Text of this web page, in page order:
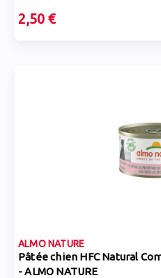
2,50 €
ALMO NATURE
Pâtée chien HFC Natural
- ALMO NATURE